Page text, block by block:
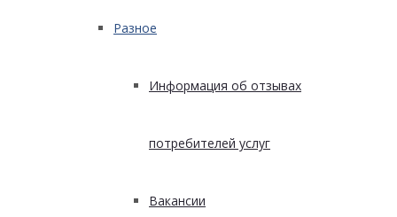
Разное
Информация об отзывах
потребителей услуг
Вакансии